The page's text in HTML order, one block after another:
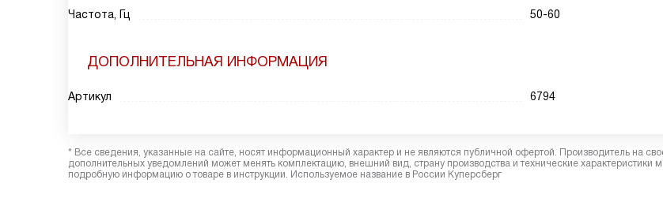
Частота, Гц
50-60
ДОПОЛНИТЕЛЬНАЯ ИНФОРМАЦИЯ
Артикул 6794
* Все сведения, указанные на сайте, носят информационный характер и не являются публичной офертой. Производитель на
дополнительных уведомлений может менять комплектацию, внешний вид, страну производства и технические характеристики
подробную информацию о товаре в инструкции. Используемое название в России Куперсберг